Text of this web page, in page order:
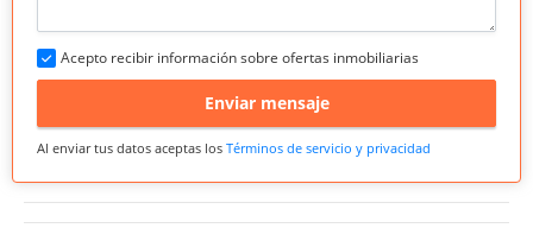
Acepto recibir información sobre ofertas inmobiliarias
Enviar mensaje
Al enviar tus datos aceptas los Términos de servicio y privacidad